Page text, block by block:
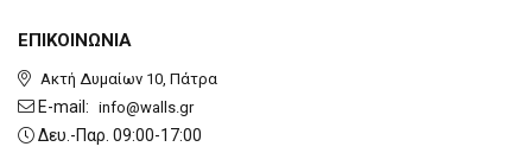
ΕΠΙΚΟΙΝΩΝΙΑ
Ακτή Δυμαίων 10, Πάτρα
E-mail: info@walls.gr
Δευ.-Παρ. 09:00-17:00